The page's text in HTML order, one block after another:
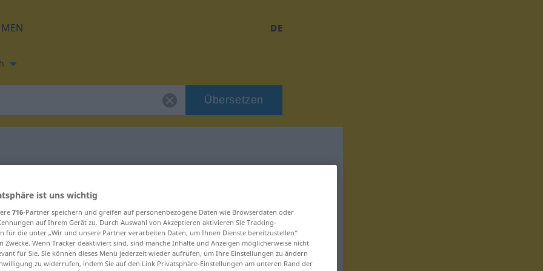
DE
Übersetzen
für "corder"
ist uns wichtig
716-Partner speichern und greifen auf personenbezogene Daten wie Browserdaten oder
auf Ihrem Gerät zu. Durch Auswahl von Akzeptieren aktivieren Sie Tracking-
für die unter „Wir und unsere Partner verarbeiten Daten, um Ihnen Dienste bereitzustellen“
Zwecke. Wenn Tracker deaktiviert sind, sind manche Inhalte und Anzeigen möglicherweise nicht
für Sie. Sie können dieses Menü jederzeit wieder aufrufen, um Ihre Einstellungen zu ändern
zu widerrufen, indem Sie auf den Link Privatsphäre-Einstellungen am unteren Rand der